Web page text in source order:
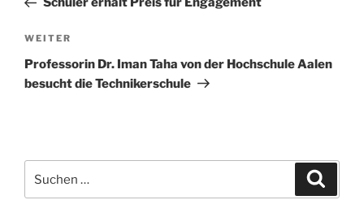
Nächster
Beitrag
WEITER
Professorin Dr. Iman Taha von der Hochschule Aalen
besucht die Technikerschule
nach: